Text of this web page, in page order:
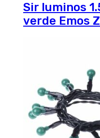
Sir luminos
verde Emos